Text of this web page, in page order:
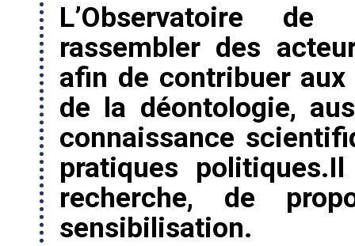
L’Observatoire de
rassembler des
afin de contribuer
de la déontologie,
connaissance
pratiques
recherche, de
sensibilisation.